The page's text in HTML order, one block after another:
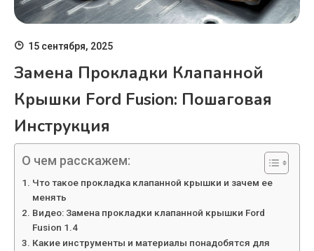
15 сентября, 2025
Замена Прокладки Клапанной
Крышки Ford Fusion: Пошаговая
Инструкция
О чем расскажем:
Что такое прокладка клапанной крышки и зачем ее
менять
Видео: Замена прокладки клапанной крышки Ford
Fusion 1.4
Какие инструменты и материалы понадобятся для